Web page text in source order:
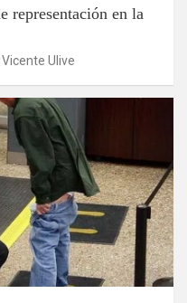
representación en la
Vicente Ulive